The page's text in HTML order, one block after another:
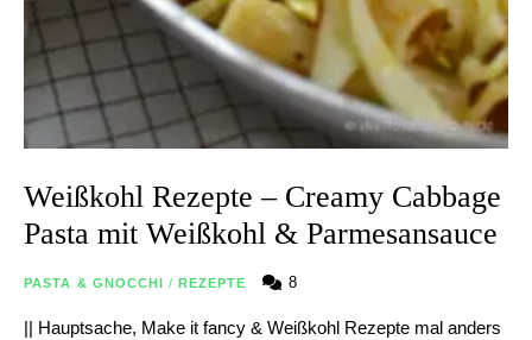
Weißkohl Rezepte – Creamy Cabbage
Pasta mit Weißkohl & Parmesansauce
PASTA & GNOCCHI / REZEPTE 8
|| Hauptsache, Make it fancy & Weißkohl Rezepte mal anders